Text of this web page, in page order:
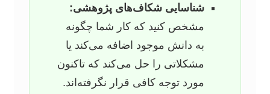
شناسایی شکاف‌های پژوهشی:
مشخص کنید که کار شما چگونه
به دانش موجود اضافه می‌کند یا
مشکلاتی را حل می‌کند که تاکنون
مورد توجه کافی قرار نگرفته‌اند.